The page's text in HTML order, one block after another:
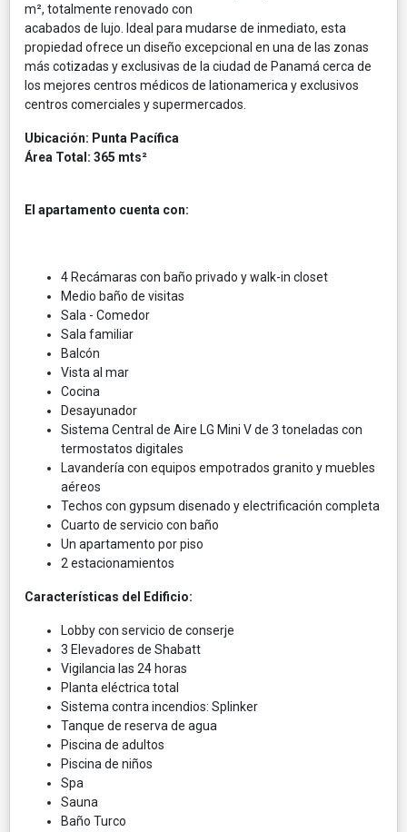
m², totalmente renovado con
acabados de lujo. Ideal para mudarse de inmediato, esta
propiedad ofrece un diseño excepcional en una de las zonas
más cotizadas y exclusivas de la ciudad de Panamá cerca de
los mejores centros médicos de lationamerica y exclusivos
centros comerciales y supermercados.
Ubicación: Punta Pacífica
Área Total: 365 mts²
El apartamento cuenta con:
4 Recámaras con baño privado y walk-in closet
Medio baño de visitas
Sala - Comedor
Sala familiar
Balcón
Vista al mar
Cocina
Desayunador
Sistema Central de Aire LG Mini V de 3 toneladas con
termostatos digitales
Lavandería con equipos empotrados granito y muebles
aéreos
Techos con gypsum disenado y electrificación completa
Cuarto de servicio con baño
Un apartamento por piso
2 estacionamientos
Características del Edificio:
Lobby con servicio de conserje
3 Elevadores de Shabatt
Vigilancia las 24 horas
Planta eléctrica total
Sistema contra incendios: Splinker
Tanque de reserva de agua
Piscina de adultos
Piscina de niños
Spa
Sauna
Baño Turco